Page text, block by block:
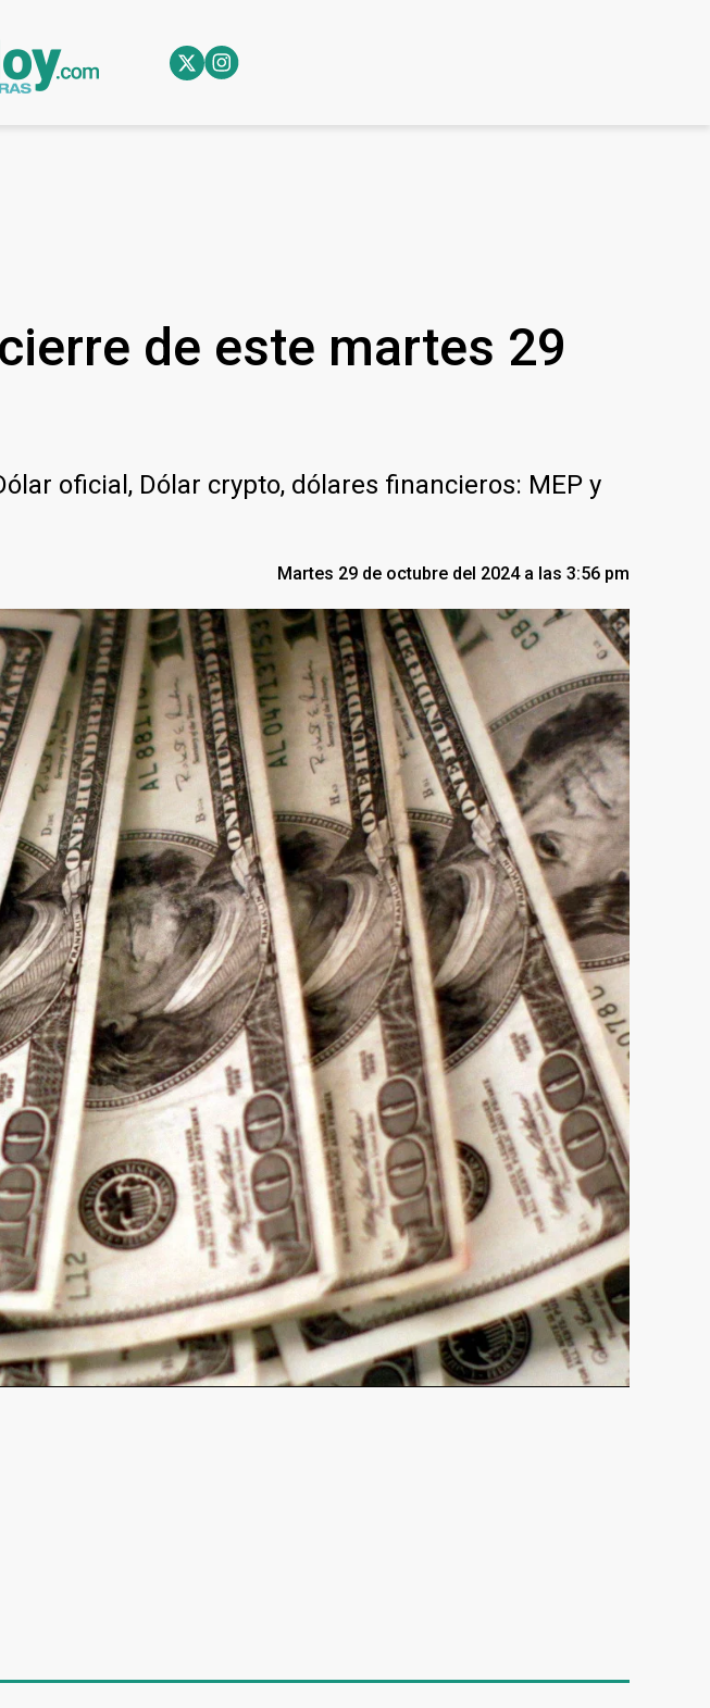
de este martes 29
oficial, Dólar crypto, dólares financieros: MEP y
Martes 29 de octubre del 2024 a las 3:56 pm